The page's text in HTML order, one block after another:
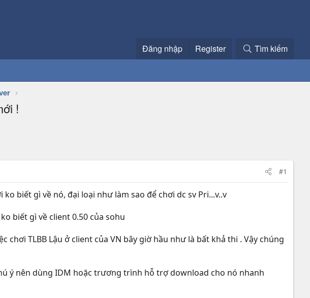
Đăng nhập Register Tìm kiếm
!
#1
biết gì về nó, đại loại như làm sao để chơi dc sv Pri...v..v
biết gì về client 0.50 của sohu
chơi TLBB Lậu ở client của VN bây giờ hầu như là bất khả thi . Vậy chúng
ý nên dùng IDM hoặc trương trình hỗ trợ download cho nó nhanh